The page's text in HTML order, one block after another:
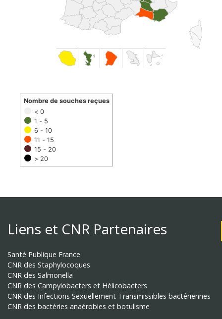
< 0
1 - 5
6 - 10
11 - 15
15 - 20
> 20
Nombre de souches reçues
Liens et CNR Partenaires
Santé Publique France
CNR des Staphylocoques
CNR des Salmonella
CNR des Campylobacters et Hélicobacters
CNR des Infections Sexuellement Transmissibles bactériennes
CNR des bactéries anaérobies et botulisme